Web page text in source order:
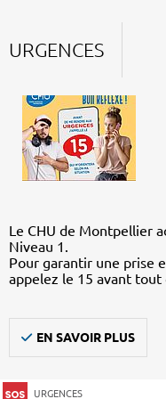
URGENCES
Le CHU de Montpellier
Niveau 1.
Pour garantir une prise
appelez le 15 avant tout
EN SAVOIR PLUS
URGENCES